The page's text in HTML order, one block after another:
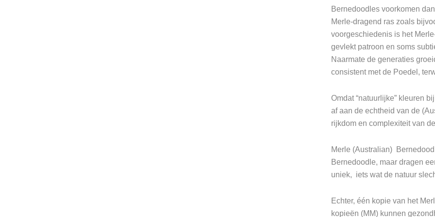
Bernedoodles voorkomen
Merle-dragend ras zoals
voorgeschiedenis is het
gevlekt patroon en soms
Naarmate de generaties
consistent met de Poedel,
Omdat “natuurlijke” kleuren
af aan de echtheid van de
rijkdom en complexiteit van
Merle (Australian)
Bernedoodle, maar dragen
uniek, iets wat de natuur
Echter, één kopie van het
kopieën (MM) kunnen